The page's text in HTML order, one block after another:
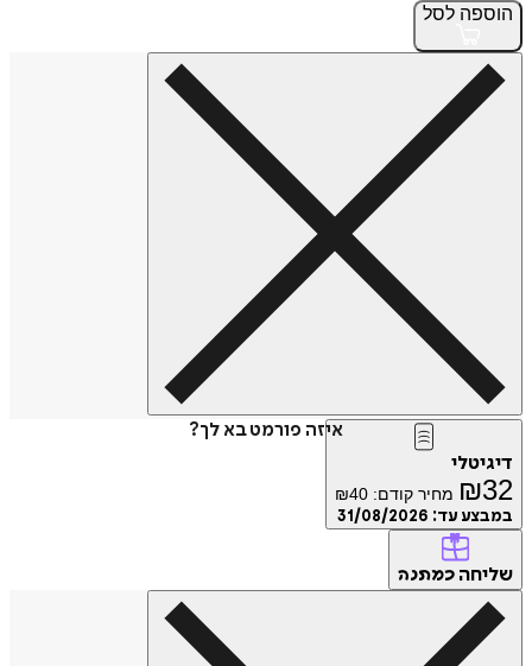
הוספה לסל
איזה פורמט בא לך?
דיגיטלי
₪32 מחיר קודם: ₪40
במבצע עד: 31/08/2026
שליחה כמתנה